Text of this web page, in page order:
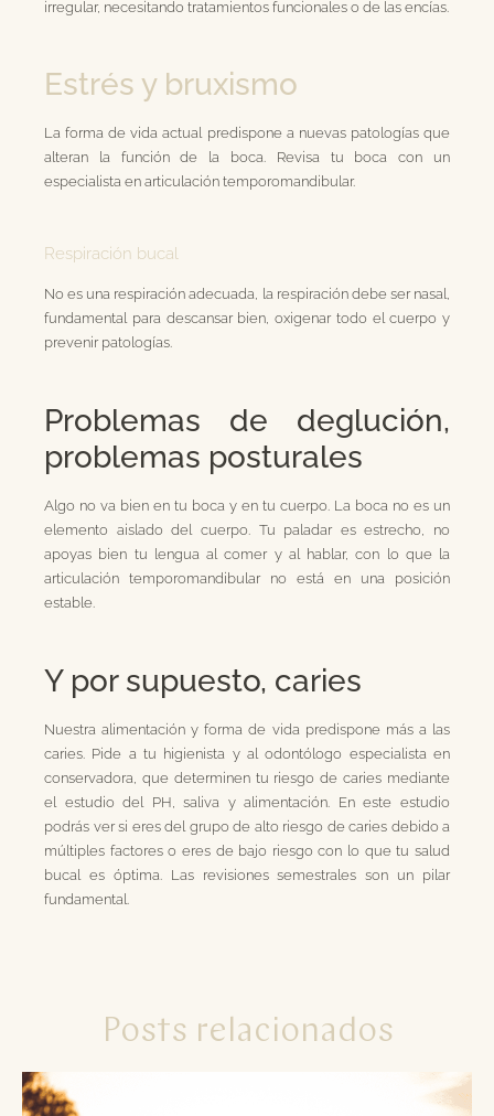
irregular, necesitando tratamientos funcionales o de las encías.
Estrés ybruxismo
La forma de vida actual predispone a nuevas patologías que
alteran la función de la boca. Revisa tu boca con un
especialista en articulación temporomandibular.
Respiración bucal
No es una respiración adecuada, la respiración debe ser nasal,
fundamental para descansar bien, oxigenar todo el cuerpo y
prevenir patologías.
Problemas de deglución,
problemas posturales
Algo no va bien en tu boca y en tu cuerpo. La boca no es un
elemento aislado del cuerpo. Tu paladar es estrecho, no
apoyas bien tu lengua al comer y al hablar, con lo que la
articulación temporomandibular no está en una posición
estable.
Y por supuesto, caries
Nuestra alimentación y forma de vida predispone más a las
caries. Pide a tu higienista y al odontólogo especialista en
conservadora, que determinen tu riesgo de caries mediante
el estudio del PH, saliva y alimentación. En este estudio
podrás ver si eres del grupo de alto riesgo de caries debido a
múltiples factores o eres de bajo riesgo con lo que tu salud
bucal es óptima. Las revisiones semestrales son un pilar
fundamental.
Posts relacionados